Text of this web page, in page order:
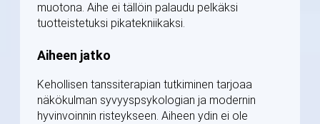
muotona. Aihe ei tällöin palaudu pelkäksi
tuotteistetuksi pikatekniikaksi.
Aiheen jatko
Kehollisen tanssiterapian tutkiminen tarjoaa
näkökulman syvyyspsykologian ja modernin
hyvinvoinnin risteykseen. Aiheen ydin ei ole